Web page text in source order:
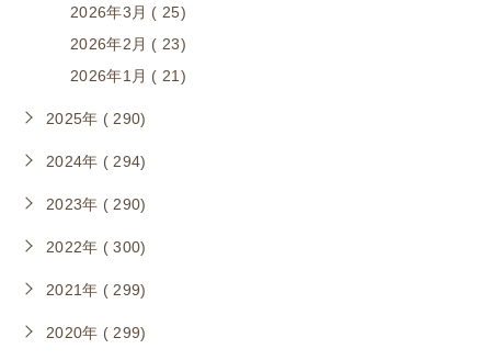
2026年3月 ( 25)
2026年2月 ( 23)
2026年1月 ( 21)
2025年 ( 290)
2024年 ( 294)
2023年 ( 290)
2022年 ( 300)
2021年 ( 299)
2020年 ( 299)